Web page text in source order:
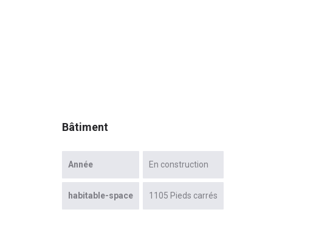
Bâtiment
Année En construction
habitable-space 1105 Pieds carrés